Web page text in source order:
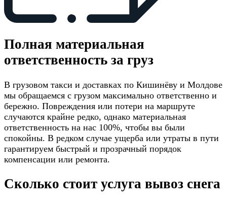
Полная материальная
ответственность за груз
В грузовом такси и доставках по Кишинёву и Молдове
мы обращаемся с грузом максимально ответственно и
бережно. Повреждения или потери на маршруте
случаются крайне редко, однако материальная
ответственность на нас 100%, чтобы вы были
спокойны. В редком случае ущерба или утраты в пути
гарантируем быстрый и прозрачный порядок
компенсации или ремонта.
Сколько стоит услуга вывоз снега